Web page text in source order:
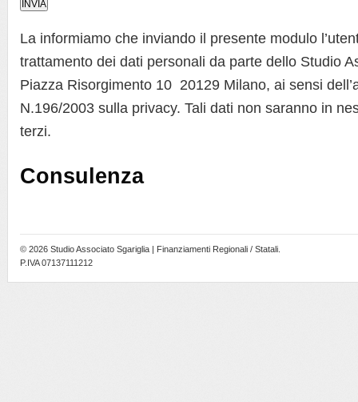
La informiamo che inviando il presente modulo
trattamento dei dati personali da parte dello Studio
Piazza Risorgimento 10 20129 Milano, ai sensi
N.196/2003 sulla privacy. Tali dati non saranno in
terzi.
Consulenza
© 2026 Studio Associato Sgariglia | Finanziamenti Regionali / Statali
P.IVA 07137111212